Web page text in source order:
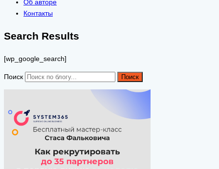
Об авторе
Контакты
Search Results
[wp_google_search]
Поиск